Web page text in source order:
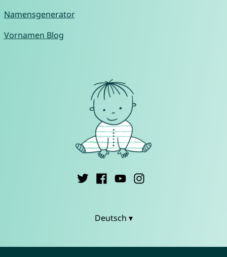
Namensgenerator
Vornamen Blog
Deutsch ▾